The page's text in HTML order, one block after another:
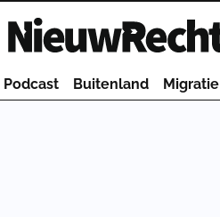
Homepage van NieuwRechts
Podcast Buitenland Migratie